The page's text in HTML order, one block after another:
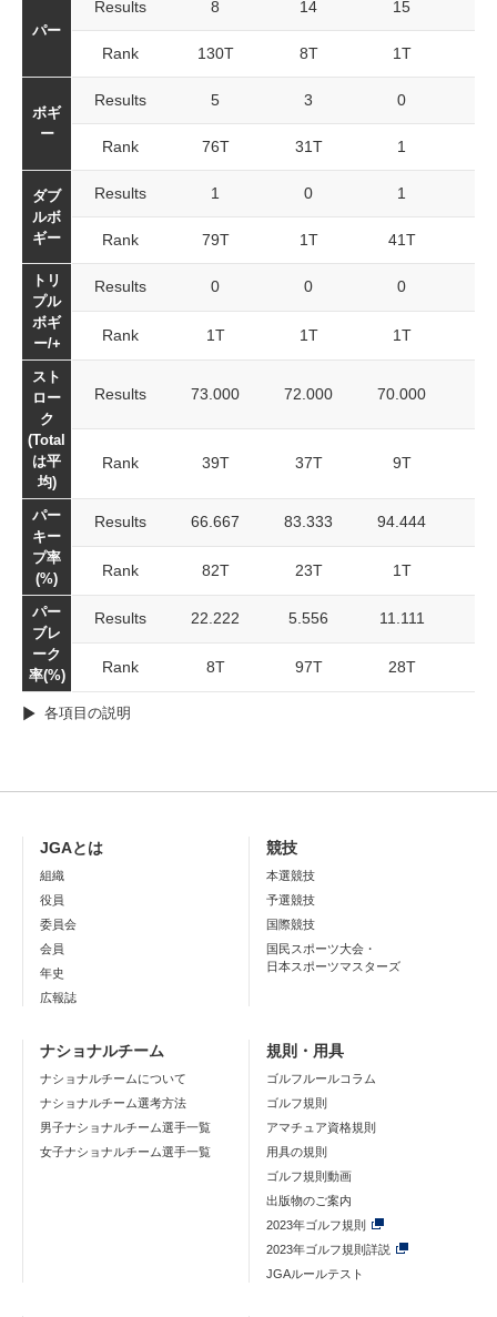
パー
Results 8 14 15
Rank 130T 8T 1T
ボギ
ー
Results 5 3 0
Rank 76T 31T 1
ダブ
ルボ
ギー
Results 1 0 1
Rank 79T 1T 41T
トリ
プル
ボギ
ー/+
Results 0 0 0
Rank 1T 1T 1T
スト
ロー
ク
(Total
は平
均)
Results 73.000 72.000 70.000
Rank 39T 37T 9T
パー
キー
プ率
(%)
Results 66.667 83.333 94.444
Rank 82T 23T 1T
パー
ブレ
ーク
率(%)
Results 22.222 5.556 11.111
Rank 8T 97T 28T
各項目の説明
JGAとは
組織
役員
委員会
会員
年史
広報誌
競技
本選競技
予選競技
国際競技
国民スポーツ大会・
日本スポーツマスターズ
ナショナルチーム
ナショナルチームについて
ナショナルチーム選考方法
男子ナショナルチーム選手一覧
女子ナショナルチーム選手一覧
規則・用具
ゴルフルールコラム
ゴルフ規則
アマチュア資格規則
用具の規則
ゴルフ規則動画
出版物のご案内
2023年ゴルフ規則
2023年ゴルフ規則詳説
JGAルールテスト